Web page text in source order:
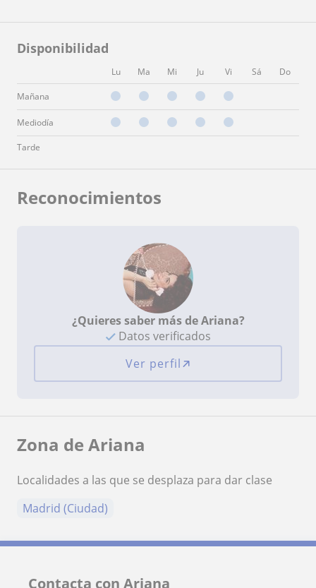
Disponibilidad
Lu Ma Mi Ju Vi Sá Do
Mañana
Mediodía
Tarde
Reconocimientos
¿Quieres saber más de Ariana?
Datos verificados
Ver perfil
Zona de Ariana
Localidades a las que se desplaza para dar clase
Madrid (Ciudad)
Contacta con Ariana